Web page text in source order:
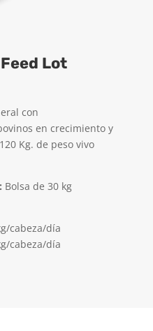
Lot
con
en crecimiento y
Kg. de peso vivo
Bolsa de 30 kg
cabeza/día
cabeza/día